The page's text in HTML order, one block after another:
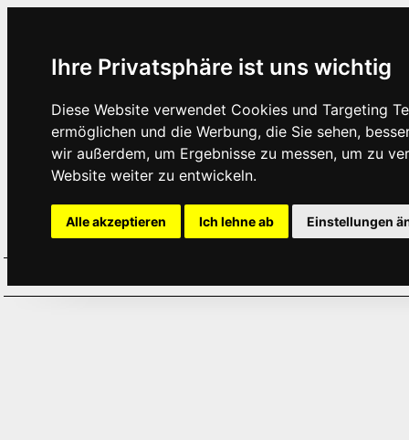
Ihre Privatsphäre ist uns wichtig
Diese Website verwendet Cookies und Targeting
ermöglichen und die Werbung, die Sie sehen,
wir außerdem, um Ergebnisse zu messen, um zu
Website weiter zu entwickeln.
Alle akzeptieren Ich lehne ab Einstellungen